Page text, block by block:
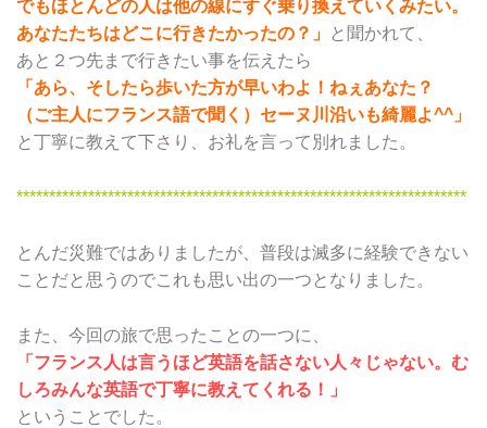
でもほとんどの人は他の線にすぐ乗り換えていくみたい。
あなたたちはどこに行きたかったの？」
と聞かれて、
あと２つ先まで行きたい事を伝えたら
「あら、そしたら歩いた方が早いわよ！ねぇあなた？
（ご主人にフランス語で聞く）セーヌ川沿いも綺麗よ^^」
と丁寧に教えて下さり、お礼を言って別れました。
*********************************************************************
とんだ災難ではありましたが、普段は滅多に経験できない
ことだと思うのでこれも思い出の一つとなりました。
また、今回の旅で思ったことの一つに、
「フランス人は言うほど英語を話さない人々じゃない。む
しろみんな英語で丁寧に教えてくれる！」
ということでした。